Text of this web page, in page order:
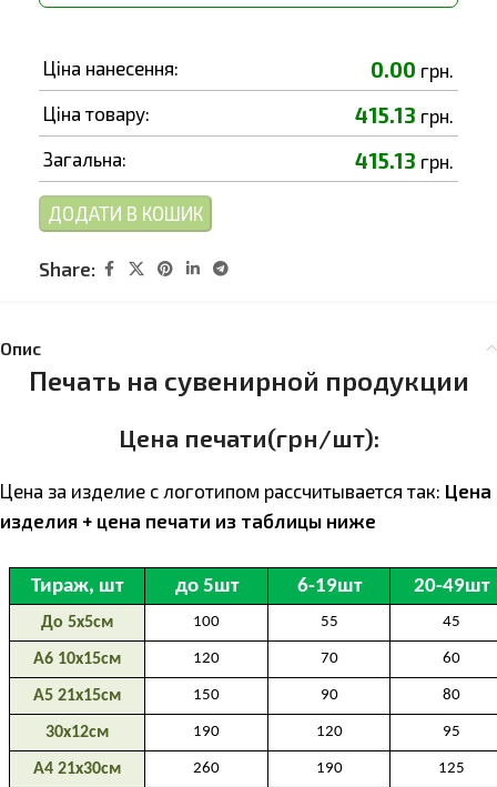
Ціна нанесення: 0.00 грн.
Ціна товару:
415.13 грн.
Загальна:
415.13 грн.
ДОДАТИ В КОШИК
Share:
Опис
Печать на сувенирной продукции
Цена печати(грн/шт):
Цена за изделие с логотипом расcчитывается так: Цена
изделия + цена печати из таблицы ниже